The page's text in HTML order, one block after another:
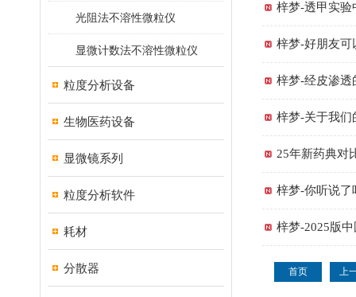
光阻法不溶性微粒仪
显微计数法不溶性微粒仪
粒度分析设备
生物医药设备
显微镜系列
粒度分析软件
耗材
分散器
梓梦-透甲实验
梓梦-好朋友可
梓梦-经皮渗透
梓梦-关于我们
25年新药典对
梓梦-你听说了
梓梦-2025版
首页 上